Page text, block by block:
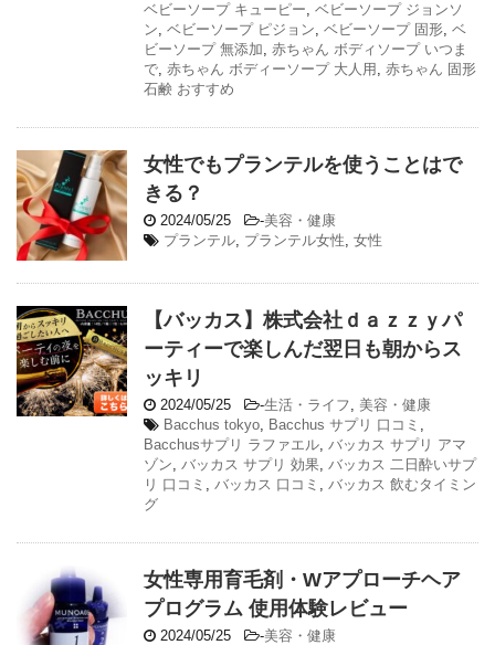
ベビーソープ キューピー, ベビーソープ ジョンソ
ン, ベビーソープ ピジョン, ベビーソープ 固形, ベ
ビーソープ 無添加, 赤ちゃん ボディソープ いつま
で, 赤ちゃん ボディーソープ 大人用 , 赤ちゃん 固形
石鹸 おすすめ
女性でもプランテルを使うことはで
きる？
2024/05/25 -美容・健康
プランテル, プランテル女性, 女性
【バッカス】株式会社ｄａｚｚｙパ
ーティーで楽しんだ翌日も朝からス
ッキリ
2024/05/25 -生活・ライフ, 美容・健康
Bacchus tokyo, Bacchus サプリ 口コミ ,
Bacchusサプリ ラファエル, バッカス サプリ アマ
ゾン, バッカス サプリ 効果, バッカス 二日酔いサプ
リ 口コミ , バッカス 口コミ , バッカス 飲むタイミン
グ
女性専用育毛剤・Wアプローチヘア
プログラム 使用体験レビュー
2024/05/25 -美容・健康